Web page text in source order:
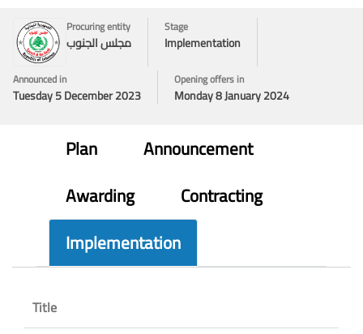
Procuring entity
مجلس الجنوب
Stage
Implementation
Announced in
Tuesday 5 December 2023
Opening offers in
Monday 8 January 2024
Plan
Announcement
Awarding
Contracting
Implementation
Title